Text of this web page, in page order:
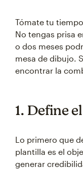
Tómate tu
No tengas prisa
o dos meses
mesa de dibujo.
encontrar la
1. Define
Lo primero que
plantilla es el
generar